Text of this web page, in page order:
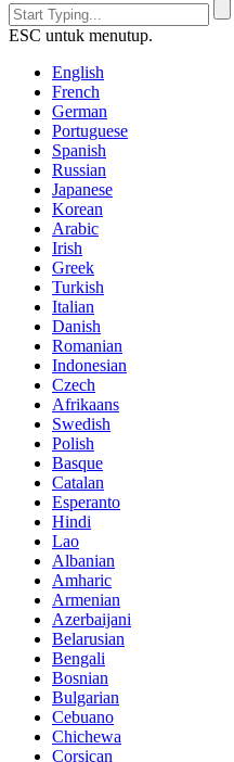
ESC untuk menutup.
English
French
German
Portuguese
Spanish
Russian
Japanese
Korean
Arabic
Irish
Greek
Turkish
Italian
Danish
Romanian
Indonesian
Czech
Afrikaans
Swedish
Polish
Basque
Catalan
Esperanto
Hindi
Lao
Albanian
Amharic
Armenian
Azerbaijani
Belarusian
Bengali
Bosnian
Bulgarian
Cebuano
Chichewa
Corsican